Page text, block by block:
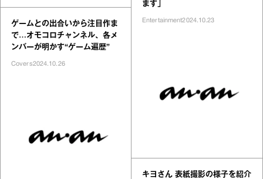
ゲームとの出合いから注目作ま
で…オモコロチャンネル、各メ
ンバーが明かす“ゲーム遍歴”
Covers2024.10.26
ます」
Entertainment2024.10.23
キヨさん 表紙撮影の様子を紹介